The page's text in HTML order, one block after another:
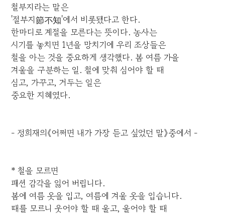
철부지라는 말은
'절부지節不知'에서 비롯됐다고 한다.
한마디로 계절을 모른다는 뜻이다. 농사는
시기를 놓치면 1년을 망치기에 우리 조상들은
철을 아는 것을 중요하게 생각했다. 봄 여름 가을
겨울을 구분하는 일. 철에 맞춰 심어야 할 때
심고, 가꾸고, 거두는 일은
중요한 지혜였다.
- 정희재의《어쩌면 내가 가장 듣고 싶었던 말》중에서 -
* 철을 모르면
패션 감각을 잃어 버립니다.
봄에 여름 옷을 입고, 여름에 겨울 옷을 입습니다.
때를 모르니 웃어야 할 때 울고, 울어야 할 때